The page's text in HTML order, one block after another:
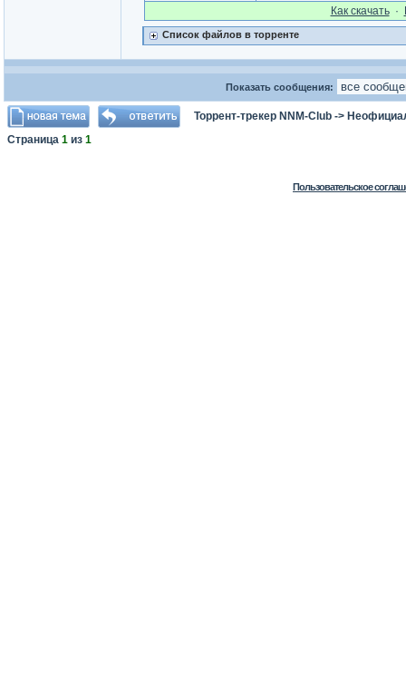
Как cкачать·
Список файлов в торренте
Показать сообщения:
Торрент-трекер NNM-Club ->
Страница 1 из 1
Пользовательское